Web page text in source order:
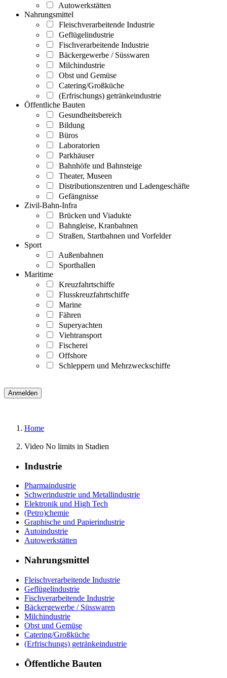
Autowerkstätten
Nahrungsmittel
Fleischverarbeitende Industrie
Geflügelindustrie
Fischverarbeitende Industrie
Bäckergewerbe / Süsswaren
Milchindustrie
Obst und Gemüse
Catering/Großküche
(Erfrischungs) getränkeindustrie
Öffentliche Bauten
Gesundheitsbereich
Bildung
Büros
Laboratorien
Parkhäuser
Bahnhöfe und Bahnsteige
Theater, Museen
Distributionszentren und Ladengeschäfte
Gefängnisse
Zivil-Bahn-Infra
Brücken und Viadukte
Bahngleise, Kranbahnen
Straßen, Startbahnen und Vorfelder
Sport
Außenbahnen
Sporthallen
Maritime
Kreuzfahrtschiffe
Flusskreuzfahrtschiffe
Marine
Fähren
Superyachten
Viehtransport
Fischerei
Offshore
Schleppern und Mehrzweckschiffe
Home
Video No limits in Stadien
Industrie
Pharmaindustrie
Schwerindustrie und Metallindustrie
Elektronik und High Tech
(Petro)chemie
Graphische und Papierindustrie
Autoindustrie
Autowerkstätten
Nahrungsmittel
Fleischverarbeitende Industrie
Geflügelindustrie
Fischverarbeitende Industrie
Bäckergewerbe / Süsswaren
Milchindustrie
Obst und Gemüse
Catering/Großküche
(Erfrischungs) getränkeindustrie
Öffentliche Bauten